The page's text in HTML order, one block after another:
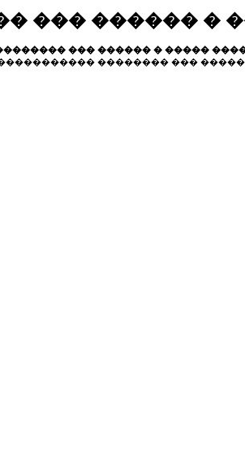
��� ������ �
��� ������ � �����
�������� ���